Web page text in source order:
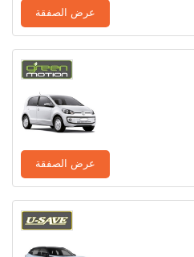
عرض الصفقة
عرض الصفقة